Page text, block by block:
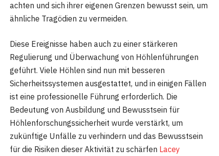
achten und sich ihrer eigenen Grenzen bewusst sein, um
ähnliche Tragödien zu vermeiden.
Diese Ereignisse haben auch zu einer stärkeren
Regulierung und Überwachung von Höhlenführungen
geführt. Viele Höhlen sind nun mit besseren
Sicherheitssystemen ausgestattet, und in einigen Fällen
ist eine professionelle Führung erforderlich. Die
Bedeutung von Ausbildung und Bewusstsein für
Höhlenforschungssicherheit wurde verstärkt, um
zukünftige Unfälle zu verhindern und das Bewusstsein
für die Risiken dieser Aktivität zu schärfen Lacey